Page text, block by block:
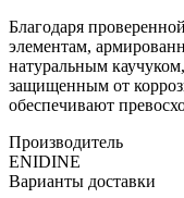
Благодаря
элементам,
натуральным
защищенным от
обеспечивают
Производитель
ENIDINE
Варианты доставки